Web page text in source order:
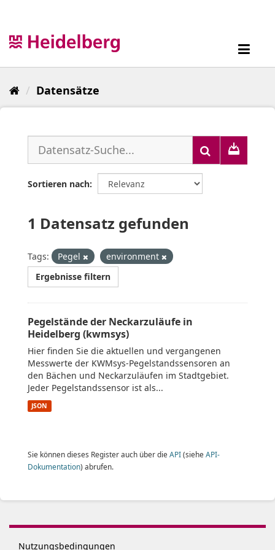
Datensätze
Sortieren nach
1 Datensatz gefunden
Tags: Pegel
environment
Ergebnisse filtern
Pegelstände der Neckarzuläufe in
Heidelberg (kwmsys)
Hier finden Sie die aktuellen und vergangenen
Messwerte der KWMsys-Pegelstandssensoren an
den Bächen und Neckarzuläufen im Stadtgebiet.
Jeder Pegelstandssensor ist als...
JSON
Sie können dieses Register auch über die API(siehe API-
Dokumentation) abrufen.
Nutzungsbedingungen